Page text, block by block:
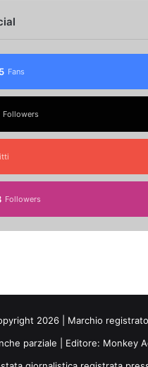
Fans
Followers
Followers
2026 | Marchio
parziale | Editore: Monkey